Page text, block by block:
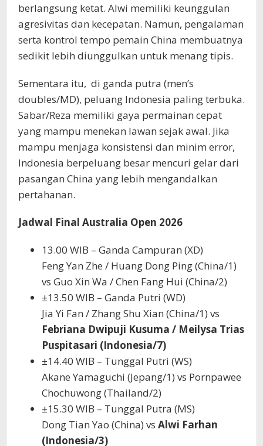
berlangsung ketat. Alwi memiliki keunggulan
agresivitas dan kecepatan. Namun, pengalaman
serta kontrol tempo pemain China membuatnya
sedikit lebih diunggulkan untuk menang tipis.
Sementara itu, di ganda putra (men’s
doubles/MD), peluang Indonesia paling terbuka.
Sabar/Reza memiliki gaya permainan cepat
yang mampu menekan lawan sejak awal. Jika
mampu menjaga konsistensi dan minim error,
Indonesia berpeluang besar mencuri gelar dari
pasangan China yang lebih mengandalkan
pertahanan.
Jadwal Final Australia Open 2026
13.00 WIB – Ganda Campuran (XD)
Feng Yan Zhe / Huang Dong Ping (China/1)
vs Guo Xin Wa / Chen Fang Hui (China/2)
±13.50 WIB – Ganda Putri (WD)
Jia Yi Fan / Zhang Shu Xian (China/1) vs
Febriana Dwipuji Kusuma / Meilysa Trias
Puspitasari (Indonesia/7)
±14.40 WIB – Tunggal Putri (WS)
Akane Yamaguchi (Jepang/1) vs Pornpawee
Chochuwong (Thailand/2)
±15.30 WIB – Tunggal Putra (MS)
Dong Tian Yao (China) vs Alwi Farhan
(Indonesia/3)